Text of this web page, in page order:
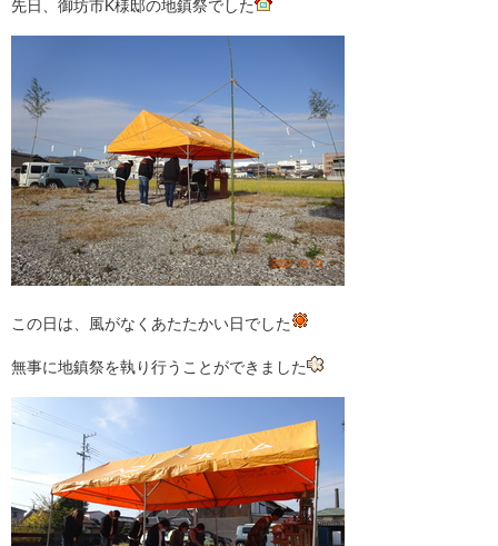
先日、御坊市K様邸の地鎮祭でした
この日は、風がなくあたたかい日でした
無事に地鎮祭を執り行うことができました